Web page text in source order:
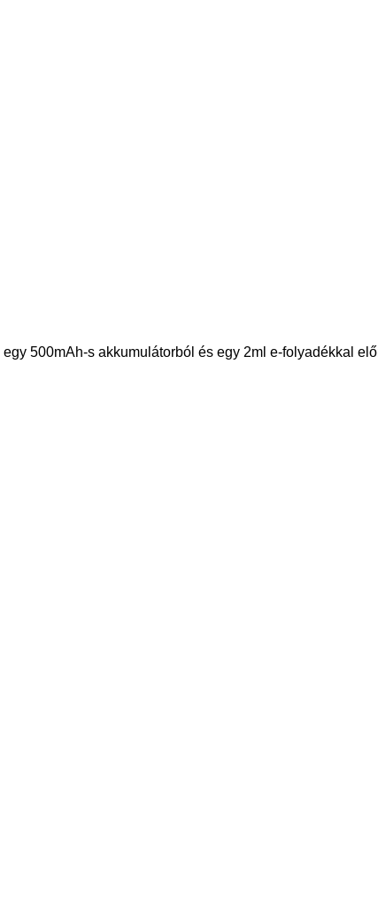
500mAh-s akkumulátorból és egy 2ml e-folyadékkal